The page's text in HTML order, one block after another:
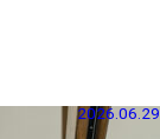
2026.06.29